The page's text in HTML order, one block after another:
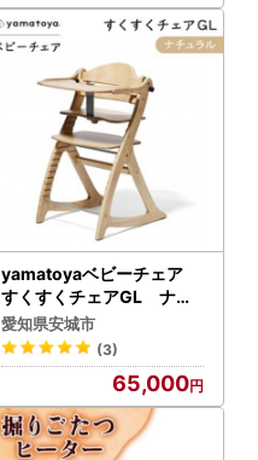
yamatoyaベビーチェア
すくすくチェアGL ナチ
ュラル【1599920】
愛知県安城市
(3)
65,000